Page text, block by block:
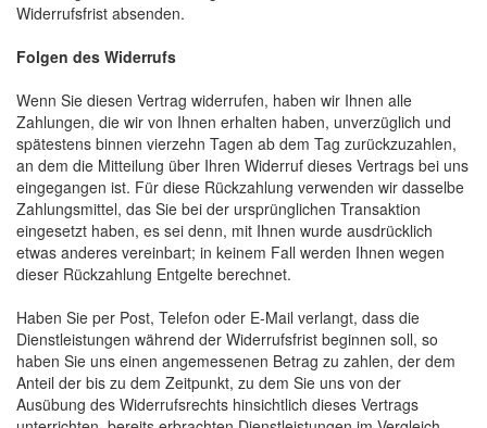
Widerrufsfrist absenden.
Folgen des Widerrufs
Wenn Sie diesen Vertrag widerrufen, haben wir Ihnen alle
Zahlungen, die wir von Ihnen erhalten haben, unverzüglich und
spätestens binnen vierzehn Tagen ab dem Tag zurückzuzahlen,
an dem die Mitteilung über Ihren Widerruf dieses Vertrags bei uns
eingegangen ist. Für diese Rückzahlung verwenden wir dasselbe
Zahlungsmittel, das Sie bei der ursprünglichen Transaktion
eingesetzt haben, es sei denn, mit Ihnen wurde ausdrücklich
etwas anderes vereinbart; in keinem Fall werden Ihnen wegen
dieser Rückzahlung Entgelte berechnet.
Haben Sie per Post, Telefon oder E-Mail verlangt, dass die
Dienstleistungen während der Widerrufsfrist beginnen soll, so
haben Sie uns einen angemessenen Betrag zu zahlen, der dem
Anteil der bis zu dem Zeitpunkt, zu dem Sie uns von der
Ausübung des Widerrufsrechts hinsichtlich dieses Vertrags